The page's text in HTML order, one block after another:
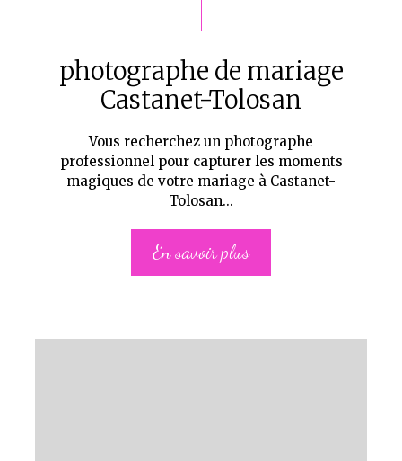
photographe de mariage
Castanet-Tolosan
Vous recherchez un photographe
professionnel pour capturer les moments
magiques de votre mariage à Castanet-
Tolosan...
En savoir plus